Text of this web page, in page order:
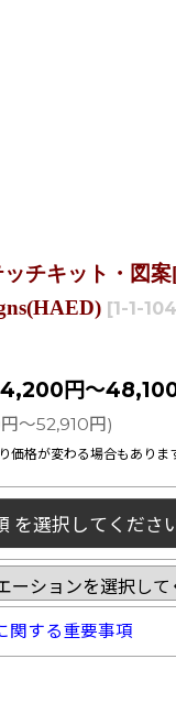
チキット・図
[1-1-
4,200円～
円～52,910円)
価格が変わる場合もありま
を選択してくださ
関する重要事項